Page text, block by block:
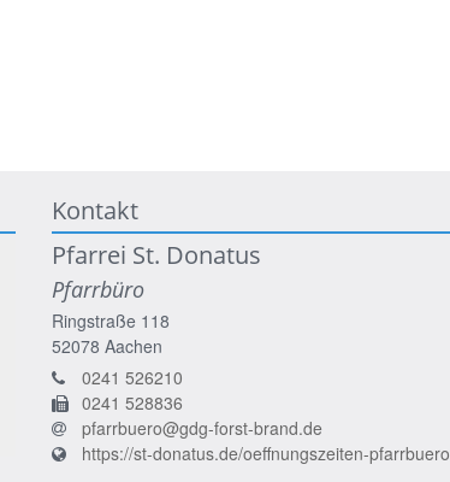
Kontakt
Pfarrei St. Donatus
Pfarrbüro
Ringstraße 118
52078 Aachen
0241 526210
0241 528836
pfarrbuero@gdg-forst-brand.de
https://st-donatus.de/oeffnungszeiten-pfarrbuero